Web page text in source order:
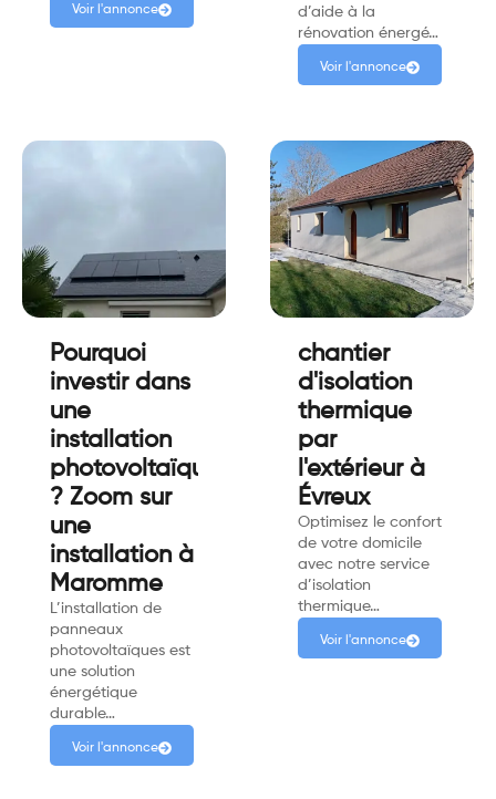
Voir l'annonce
d’aide à la
rénovation énergé…
Voir l'annonce
Pourquoi
investir dans
une
installation
photovoltaïque
? Zoom sur
une
installation à
Maromme
L’installation de
panneaux
photovoltaïques est
une solution
énergétique
durable…
Voir l'annonce
chantier
d'isolation
thermique
par
l'extérieur à
Évreux
Optimisez le confort
de votre domicile
avec notre service
d’isolation
thermique…
Voir l'annonce